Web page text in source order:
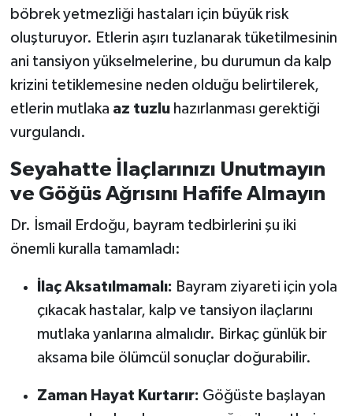
böbrek yetmezliği hastaları için büyük risk
oluşturuyor. Etlerin aşırı tuzlanarak tüketilmesinin
ani tansiyon yükselmelerine, bu durumun da kalp
krizini tetiklemesine neden olduğu belirtilerek,
etlerin mutlaka az tuzluhazırlanması gerektiği
vurgulandı.
Seyahatte İlaçlarınızı Unutmayın
ve Göğüs Ağrısını Hafife Almayın
Dr. İsmail Erdoğu, bayram tedbirlerini şu iki
önemli kuralla tamamladı:
İlaç Aksatılmamalı: Bayram ziyareti için yola
çıkacak hastalar, kalp ve tansiyon ilaçlarını
mutlaka yanlarına almalıdır. Birkaç günlük bir
aksama bile ölümcül sonuçlar doğurabilir.
Zaman Hayat Kurtarır: Göğüste başlayan